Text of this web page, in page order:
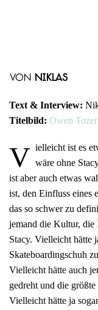
von Niklas
Text & Interview:
Titelbild: Owen Tozer
V ielleicht ist es
wäre ohne
ist aber auch etwas
ist, den Einfluss eines
das so schwer zu
jemand die Kultur, die
Stacy. Vielleicht hätte
Skateboardingschuh
Vielleicht hätte auch
gedreht und die
Vielleicht hätte ja